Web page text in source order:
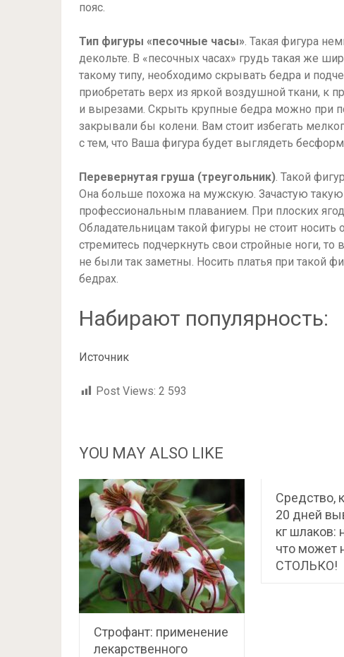
пояс.
Тип фигуры «песочные часы». Такая фигура
декольте. В «песочных часах» грудь такая же
такому типу, необходимо скрывать бедра и
приобретать верх из яркой воздушной ткани,
и вырезами. Скрыть крупные бедра можно при
закрывали бы колени. Вам стоит избегать
с тем, что Ваша фигура будет выглядеть
Перевернутая груша (треугольник). Такой
Она больше похожа на мужскую. Зачастую
профессиональным плаванием. При плоских
Обладательницам такой фигуры не стоит
стремитесь подчеркнуть свои стройные ноги,
не были так заметны. Носить платья при такой
бедрах.
Набирают популярность:
Источник
Post Views: 2 593
YOU MAY ALSO LIKE
Строфант: применение
лекарственного
Средство,
20 дней
кг шлаков:
что может
СТОЛЬКО!